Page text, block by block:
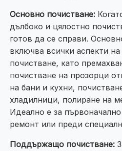
Основно почистване:
дълбоко и цялостно
готов да се справи.
включва всички аспекти
почистване, като
почистване на прозорци
на бани и кухни,
хладилници, полиране на
Идеално е за
ремонт или преди
Поддържащо почистване: